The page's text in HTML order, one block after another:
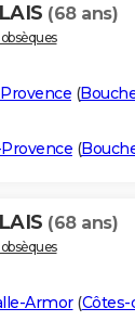
(68 ans)
(
(
(68 ans)
Armor(Côtes-